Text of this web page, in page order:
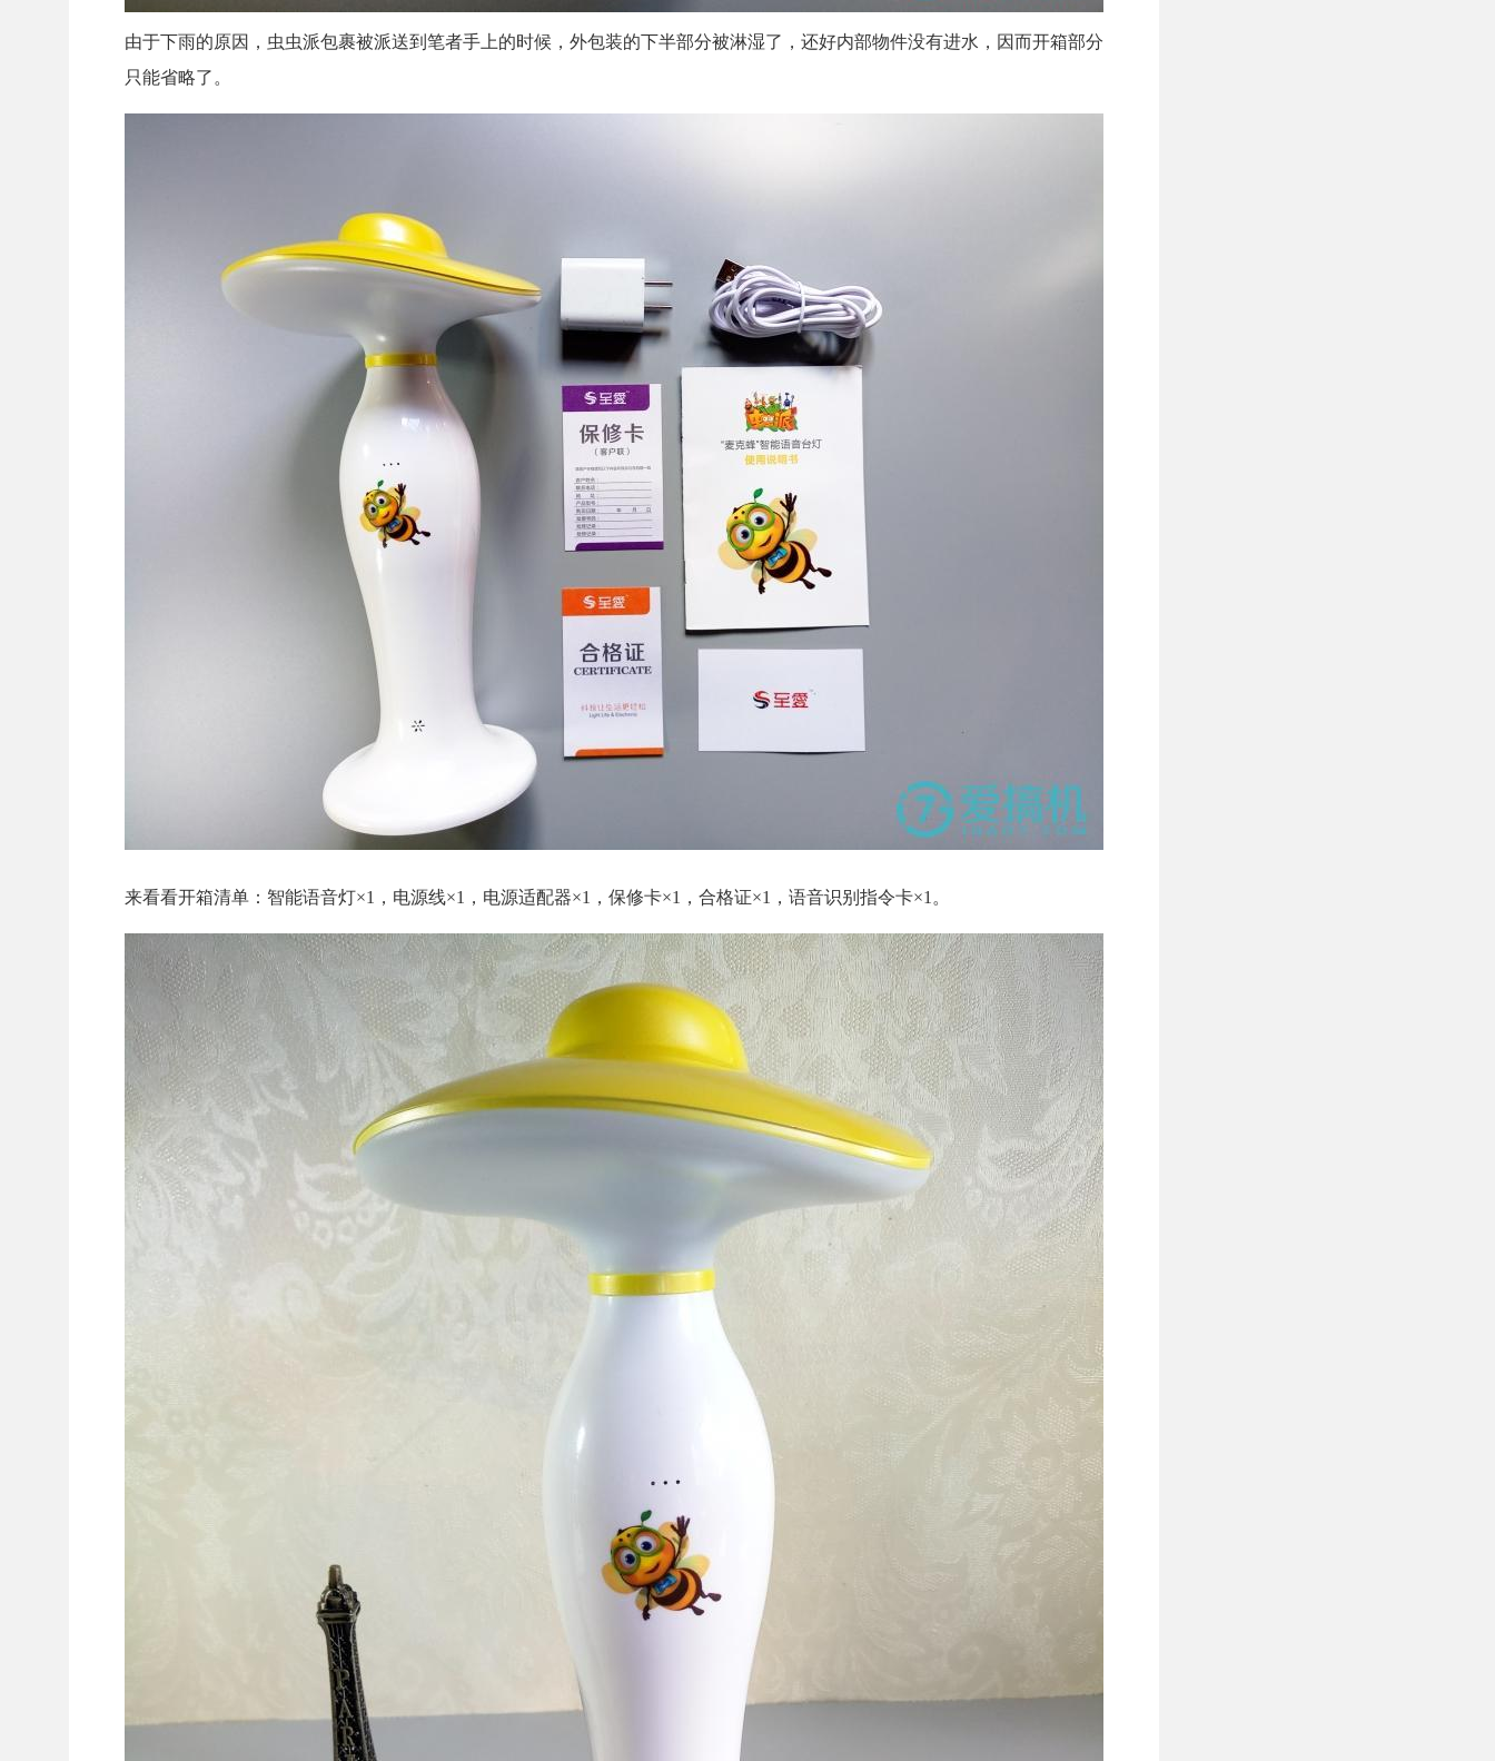
由于下雨的原因，虫虫派包裹被派送到笔者手上的时候，外包装的下半部分被淋湿了，还好内部物件没有进水，因而开箱部分
只能省略了。
来看看开箱清单：智能语音灯×1，电源线×1，电源适配器×1，保修卡×1，合格证×1，语音识别指令卡×1。